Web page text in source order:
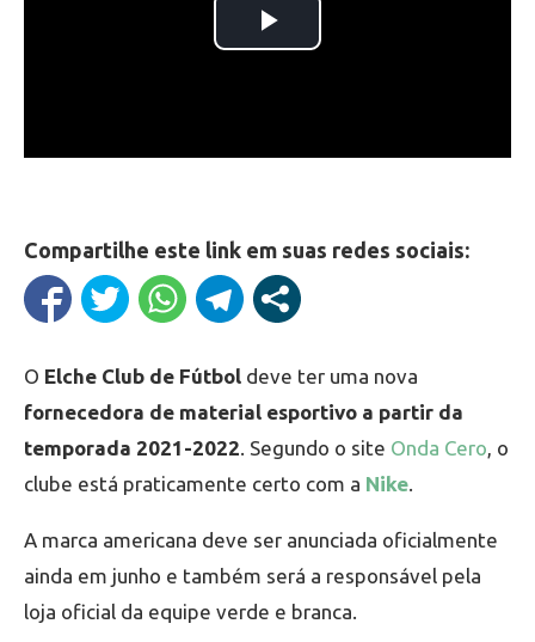
Compartilhe este link em suas redes sociais:
O Elche Club de Fútbol deve ter uma nova
fornecedora de material esportivo a partir da
temporada 2021-2022. Segundo o site Onda Cero, o
clube está praticamente certo com a Nike.
A marca americana deve ser anunciada oficialmente
ainda em junho e também será a responsável pela
loja oficial da equipe verde e branca.